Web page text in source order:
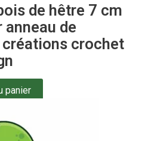
de hêtre 7 cm
anneau de
crochet
panier